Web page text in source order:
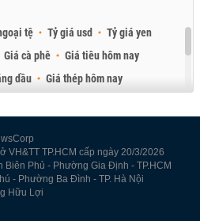
tệ Tỷ giá usd
Tỷ giá yen
Giá cà phê
Giá tiêu hôm nay
dầu
Giá thép hôm nay
VH&TT TP.HCM cấp ngày 20/3/2026
Phủ - Phường Gia Định - TP.HCM
- Phường Ba Đình - TP. Hà Nội
Hữu Lợi